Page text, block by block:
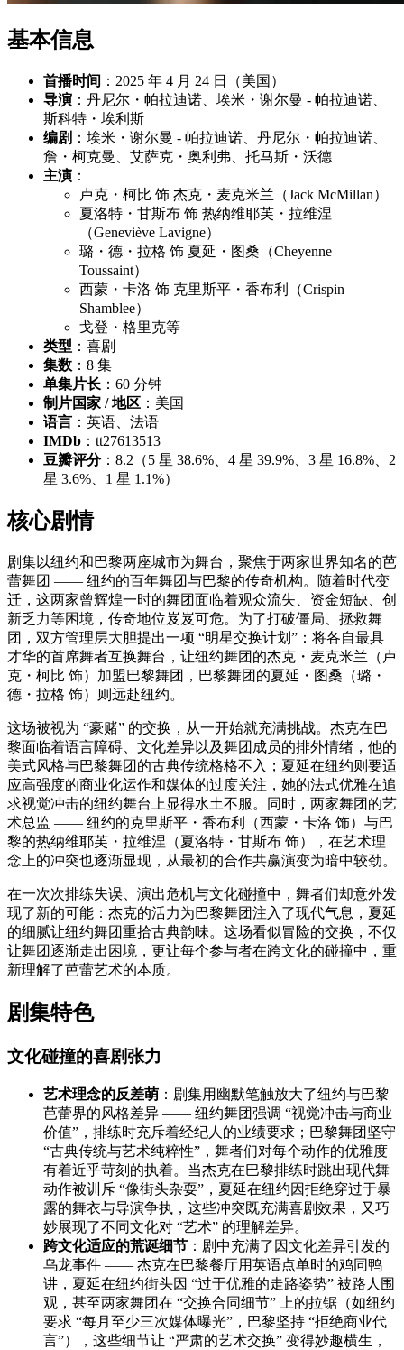
基本信息
首播时间 ：2025 年 4 月 24 日（美国）
导演 ：丹尼尔・帕拉迪诺、埃米・谢尔曼 - 帕拉迪诺、
斯科特・埃利斯
编剧 ：埃米・谢尔曼 - 帕拉迪诺、丹尼尔・帕拉迪诺、
詹・柯克曼、艾萨克・奥利弗、托马斯・沃德
主演 ：
卢克・柯比 饰 杰克・麦克米兰（Jack McMillan）
夏洛特・甘斯布 饰 热纳维耶芙・拉维涅
（Geneviève Lavigne）
璐・德・拉格 饰 夏延・图桑（Cheyenne
Toussaint）
西蒙・卡洛 饰 克里斯平・香布利（Crispin
Shamblee）
戈登・格里克等
类型 ：喜剧
集数 ：8 集
单集片长 ：60 分钟
制片国家 / 地区 ：美国
语言 ：英语、法语
IMDb ：tt27613513
豆瓣评分：8.2（5 星 38.6%、4 星 39.9%、3 星 16.8%、2
星 3.6%、1 星 1.1%）
核心剧情
剧集以纽约和巴黎两座城市为舞台，聚焦于两家世界知名的芭
蕾舞团 —— 纽约的百年舞团与巴黎的传奇机构。随着时代变
迁，这两家曾辉煌一时的舞团面临着观众流失、资金短缺、创
新乏力等困境，传奇地位岌岌可危。为了打破僵局、拯救舞
团，双方管理层大胆提出一项 “明星交换计划”：将各自最具
才华的首席舞者互换舞台，让纽约舞团的杰克・麦克米兰（卢
克・柯比 饰）加盟巴黎舞团，巴黎舞团的夏延・图桑（璐・
德・拉格 饰）则远赴纽约。
这场被视为 “豪赌” 的交换，从一开始就充满挑战。杰克在巴
黎面临着语言障碍、文化差异以及舞团成员的排外情绪，他的
美式风格与巴黎舞团的古典传统格格不入；夏延在纽约则要适
应高强度的商业化运作和媒体的过度关注，她的法式优雅在追
求视觉冲击的纽约舞台上显得水土不服。同时，两家舞团的艺
术总监 —— 纽约的克里斯平・香布利（西蒙・卡洛 饰）与巴
黎的热纳维耶芙・拉维涅（夏洛特・甘斯布 饰），在艺术理
念上的冲突也逐渐显现，从最初的合作共赢演变为暗中较劲。
在一次次排练失误、演出危机与文化碰撞中，舞者们却意外发
现了新的可能：杰克的活力为巴黎舞团注入了现代气息，夏延
的细腻让纽约舞团重拾古典韵味。这场看似冒险的交换，不仅
让舞团逐渐走出困境，更让每个参与者在跨文化的碰撞中，重
新理解了芭蕾艺术的本质。
剧集特色
文化碰撞的喜剧张力
艺术理念的反差萌 ：剧集用幽默笔触放大了纽约与巴黎
芭蕾界的风格差异 —— 纽约舞团强调 “视觉冲击与商业
价值”，排练时充斥着经纪人的业绩要求；巴黎舞团坚守
“古典传统与艺术纯粹性”，舞者们对每个动作的优雅度
有着近乎苛刻的执着。当杰克在巴黎排练时跳出现代舞
动作被训斥 “像街头杂耍”，夏延在纽约因拒绝穿过于暴
露的舞衣与导演争执，这些冲突既充满喜剧效果，又巧
妙展现了不同文化对 “艺术” 的理解差异。
跨文化适应的荒诞细节 ：剧中充满了因文化差异引发的
乌龙事件 —— 杰克在巴黎餐厅用英语点单时的鸡同鸭
讲，夏延在纽约街头因 “过于优雅的走路姿势” 被路人围
观，甚至两家舞团在 “交换合同细节” 上的拉锯（如纽约
要求 “每月至少三次媒体曝光”，巴黎坚持 “拒绝商业代
言”），这些细节让 “严肃的艺术交换” 变得妙趣横生，